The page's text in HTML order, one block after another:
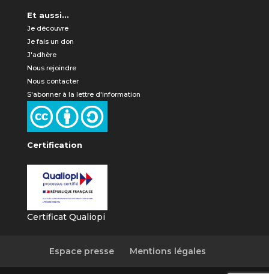
Et aussi...
Je découvre
Je fais un don
J'adhère
Nous rejoindre
Nous contacter
S'abonner à la lettre d'information
Certification
Certificat Qualiopi
Espace presse Mentions légales